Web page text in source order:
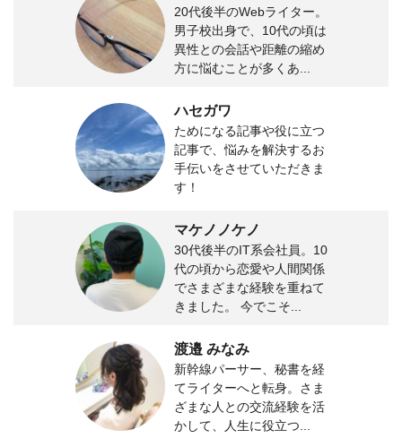
20代後半のWebライター。
男子校出身で、10代の頃は
異性との会話や距離の縮め
方に悩むことが多くあ...
ハセガワ
ためになる記事や役に立つ
記事で、悩みを解決するお
手伝いをさせていただきま
す！
マケノノケノ
30代後半のIT系会社員。10
代の頃から恋愛や人間関係
でさまざまな経験を重ねて
きました。 今でこそ...
渡邉 みなみ
新幹線パーサー、秘書を経
てライターへと転身。さま
ざまな人との交流経験を活
かして、人生に役立つ...